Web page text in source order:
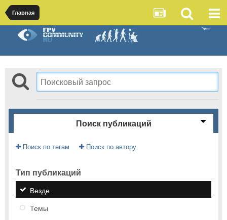
Главная
Поиск публикаций
Поиск по тегам Поиск по автору
Тип публикаций
Везде
Темы